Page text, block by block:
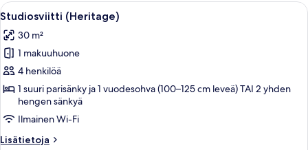
Avaa
kaikki
huonetyypin
Studiosviitti
(Heritage)
kuvat
Hotellihuone, jossa on sohva,
4
Studiosviitti (Heritage)
30 m²
1 makuuhuone
4 henkilöä
1 suuri parisänky ja 1 vuodesohva (100–125 cm leveä) TAI 2 yhden
hengen sänkyä
Ilmainen Wi-Fi
Lisätietoja
Lisätietoja